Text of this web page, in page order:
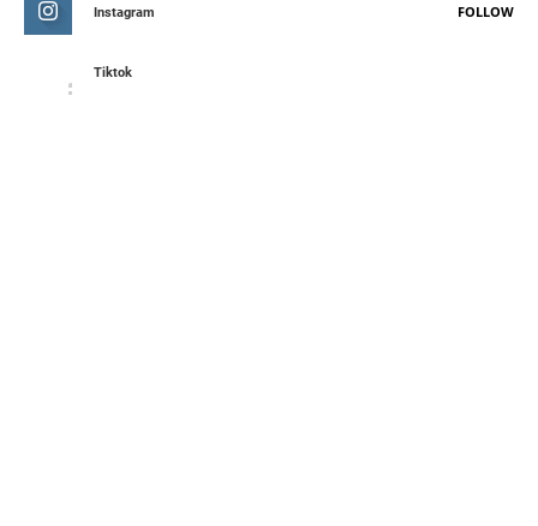
Instagram FOLLOW
Tiktok